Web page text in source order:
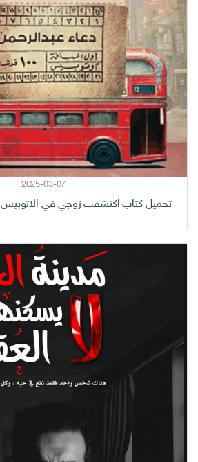
2025-03-07
تحميل كتاب اكتشفت زوجي في الاتوبيس pdf دعاء عبد الرحمن